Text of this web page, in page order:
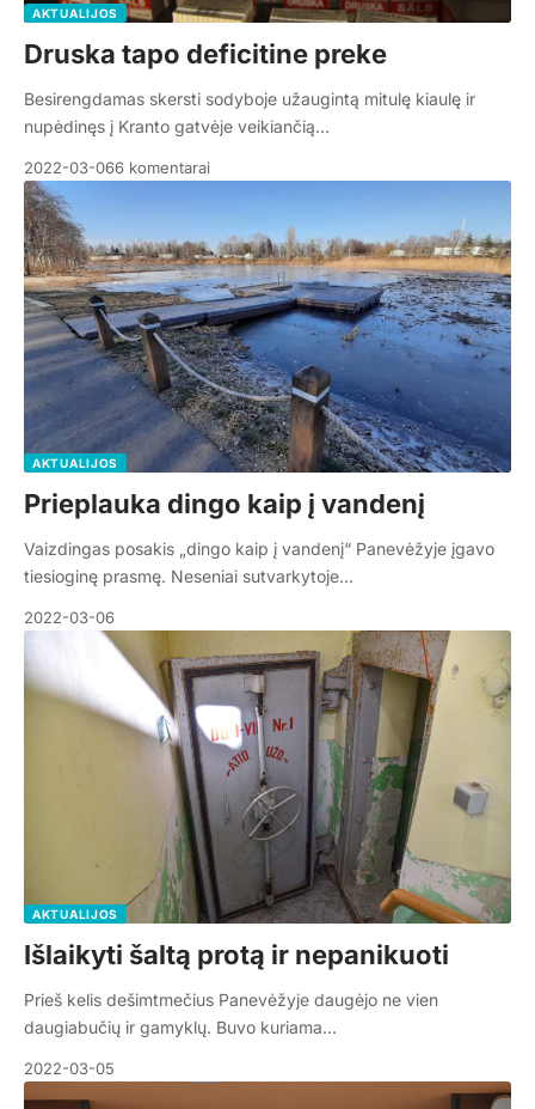
AKTUALIJOS
Druska tapo deficitine preke
Besirengdamas skersti sodyboje užaugintą mitulę kiaulę ir
nupėdinęs į Kranto gatvėje veikiančią…
2022-03-066 komentarai
AKTUALIJOS
Prieplauka dingo kaip į vandenį
Vaizdingas posakis „dingo kaip į vandenį“ Panevėžyje įgavo
tiesioginę prasmę. Neseniai sutvarkytoje…
2022-03-06
AKTUALIJOS
Išlaikyti šaltą protą ir nepanikuoti
Prieš kelis dešimtmečius Panevėžyje daugėjo ne vien
daugiabučių ir gamyklų. Buvo kuriama…
2022-03-05